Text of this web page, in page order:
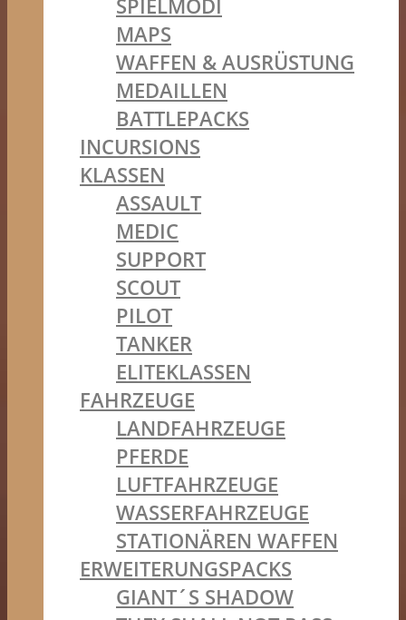
SPIELMODI
MAPS
WAFFEN & AUSRÜSTUNG
MEDAILLEN
BATTLEPACKS
INCURSIONS
KLASSEN
ASSAULT
MEDIC
SUPPORT
SCOUT
PILOT
TANKER
ELITEKLASSEN
FAHRZEUGE
LANDFAHRZEUGE
PFERDE
LUFTFAHRZEUGE
WASSERFAHRZEUGE
STATIONÄREN WAFFEN
ERWEITERUNGSPACKS
GIANT´S SHADOW